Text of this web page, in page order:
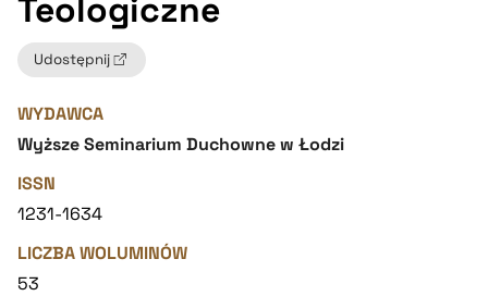
Teologiczne
Udostępnij
WYDAWCA
Wyższe Seminarium Duchowne w Łodzi
ISSN
1231-1634
LICZBA WOLUMINÓW
53